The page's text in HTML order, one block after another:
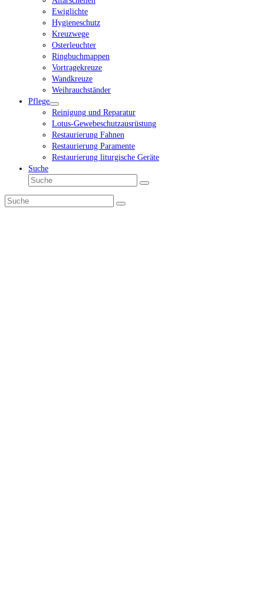
Ewiglichte
Hygieneschutz
Kreuzwege
Osterleuchter
Ringbuchmappen
Vortragekreuze
Wandkreuze
Weihrauchständer
Pflege
Reinigung und Reparatur
Lotus-Gewebeschutzausrüstung
Restaurierung Fahnen
Restaurierung Paramente
Restaurierung liturgische Geräte
Suche
Suche
Senden
Suche
Senden